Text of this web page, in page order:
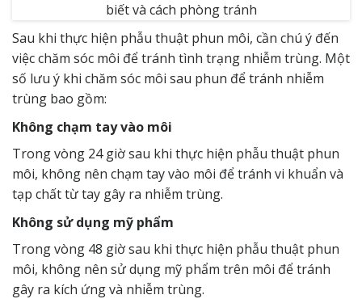
Sau khi thực hiện phẫu thuật phun môi, cần chú ý đến
việc chăm sóc môi để tránh tình trạng nhiễm trùng. Một
số lưu ý khi chăm sóc môi sau phun để tránh nhiễm
trùng bao gồm:
Không chạm tay vào môi
Trong vòng 24 giờ sau khi thực hiện phẫu thuật phun
môi, không nên chạm tay vào môi để tránh vi khuẩn và
tạp chất từ tay gây ra nhiễm trùng.
Không sử dụng mỹ phẩm
Trong vòng 48 giờ sau khi thực hiện phẫu thuật phun
môi, không nên sử dụng mỹ phẩm trên môi để tránh
gây ra kích ứng và nhiễm trùng.